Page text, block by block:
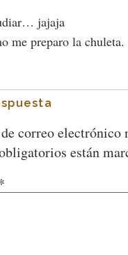
jajaja
me preparo la chuleta.
correo electrónico
están